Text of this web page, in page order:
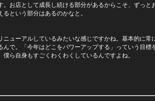
。お店として成長し続ける部分があるからこそ、ずっと
るという部分はあるのかなと。
ニューアルしているみたいな感じですかね。基本的に常
んで。「今年はどこをパワーアップする」っていう目標
僕ら自身もすごくわくわくしているんですよね。